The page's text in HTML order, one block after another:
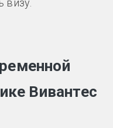
визу.
Вивантес